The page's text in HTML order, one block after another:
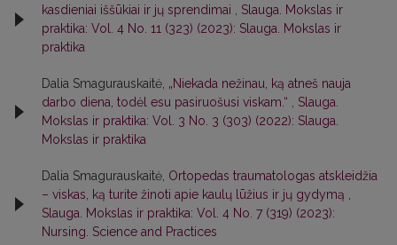
kasdieniai iššūkiai ir jų sprendimai , Slauga. Mokslas ir
praktika: Vol. 4 No. 11 (323) (2023): Slauga. Mokslas ir
praktika
Dalia Smagurauskaitė, „Niekada nežinau, ką atneš nauja
darbo diena, todėl esu pasiruošusi viskam.“ , Slauga.
Mokslas ir praktika: Vol. 3 No. 3 (303) (2022): Slauga.
Mokslas ir praktika
Dalia Smagurauskaitė, Ortopedas traumatologas atskleidžia
– viskas, ką turite žinoti apie kaulų lūžius ir jų gydymą ,
Slauga. Mokslas ir praktika: Vol. 4 No. 7 (319) (2023):
Nursing. Science and Practices